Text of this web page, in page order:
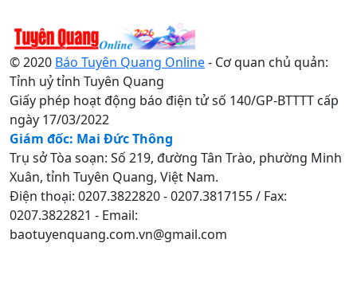
© 2020 Báo Tuyên Quang Online- Cơ quan chủ quản:
Tỉnh uỷ tỉnh Tuyên Quang
Giấy phép hoạt động báo điện tử số 140/GP-BTTTT cấp
ngày 17/03/2022
Giám đốc: Mai Đức Thông
Trụ sở Tòa soạn: Số 219, đường Tân Trào, phường Minh
Xuân, tỉnh Tuyên Quang, Việt Nam.
Điện thoại: 0207.3822820 - 0207.3817155 / Fax:
0207.3822821 - Email:
baotuyenquang.com.vn@gmail.com